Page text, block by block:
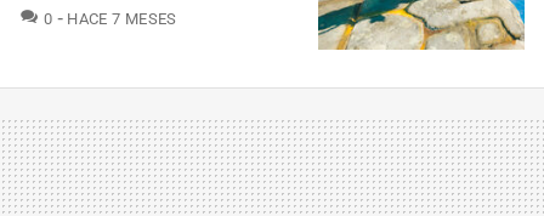
0 COMENTARIOS
HACE 7 MESES